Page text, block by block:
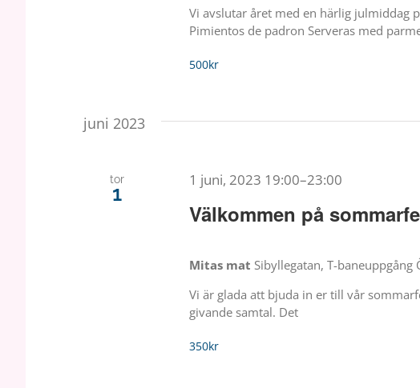
Vi avslutar året med en härlig julmiddag
Pimientos de padron Serveras med
500kr
juni 2023
tor
1
Välkommen på
1 juni, 2023 19:00–23:00
Mitas mat Sibyllegatan, T-
Vi är glada att bjuda in er till vår
givande samtal. Det
350kr